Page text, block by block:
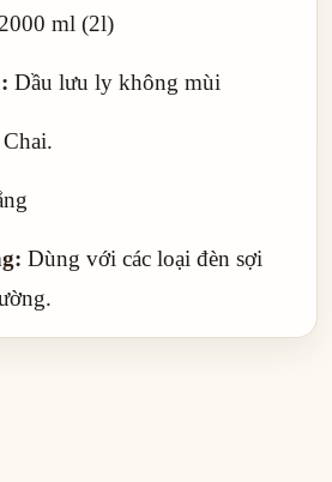
ml (2l)
Dầu lưu ly không mùi
Chai.
Dùng với các loại đèn sợi